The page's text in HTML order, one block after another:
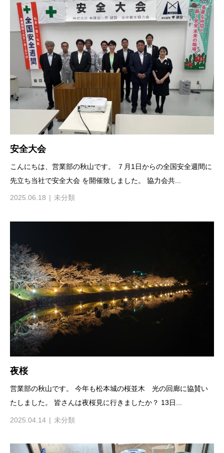
安全大会
こんにちは、営業部の秋山です。 ７月1日からの全国安全週間に
先立ち当社で安全大会 を開催致しました。 協力会共...
2025.06.18 未分類
夜桜
営業部の秋山です。 今年も松本城の桜並木 光の回廊に協賛い
たしました。 皆さんは夜桜見に行きましたか？ 13日...
2025.04.14 未分類